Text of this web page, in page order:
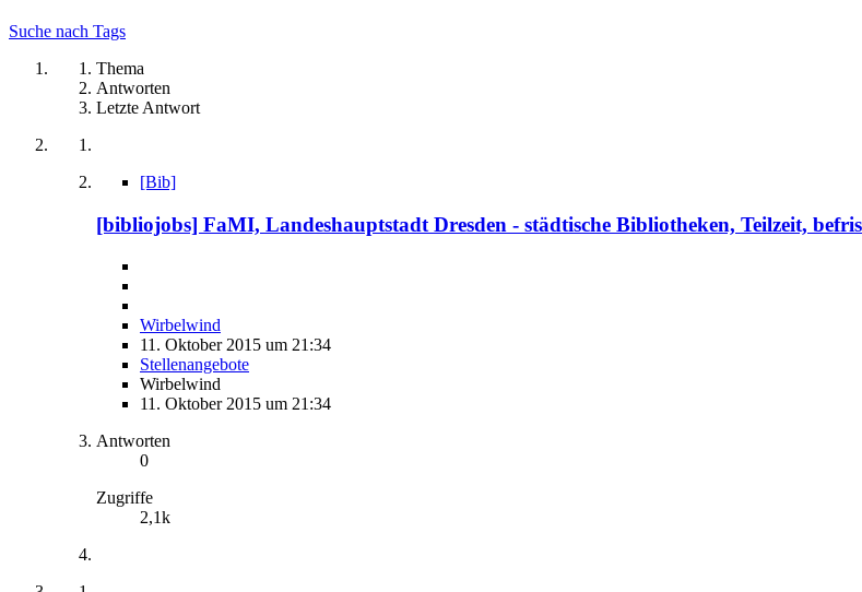
Suche nach Tags
Thema
Antworten
Letzte Antwort
[Bib]
[bibliojobs] FaMI, Landeshauptstadt Dresden - städtische Bibliotheken, Teilzeit,
Wirbelwind
11. Oktober 2015 um 21:34
Stellenangebote
Wirbelwind
11. Oktober 2015 um 21:34
Antworten
0
Zugriffe
2,1k